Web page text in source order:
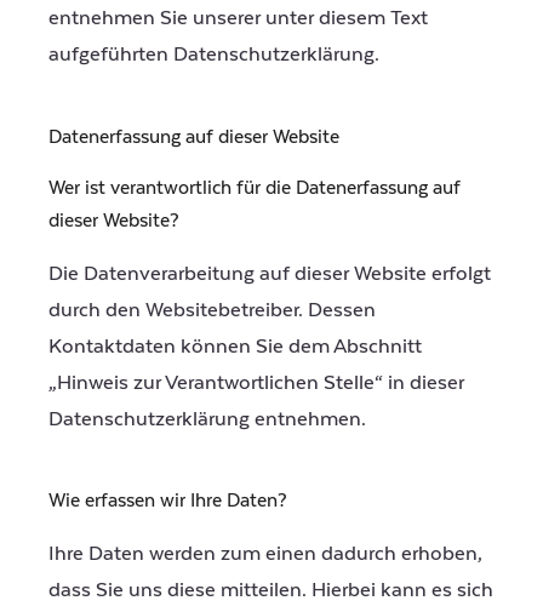
entnehmen Sie unserer unter diesem Text
aufgeführten Datenschutzerklärung.
Datenerfassung auf dieser Website
Wer ist verantwortlich für die Datenerfassung auf
dieser Website?
Die Datenverarbeitung auf dieser Website erfolgt
durch den Websitebetreiber. Dessen
Kontaktdaten können Sie dem Abschnitt
„Hinweis zur Verantwortlichen Stelle“ in dieser
Datenschutzerklärung entnehmen.
Wie erfassen wir Ihre Daten?
Ihre Daten werden zum einen dadurch erhoben,
dass Sie uns diese mitteilen. Hierbei kann es sich